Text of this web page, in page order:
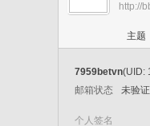
›
http://
主题
7959betvn(UID:
邮箱状态
未验证
个人签名